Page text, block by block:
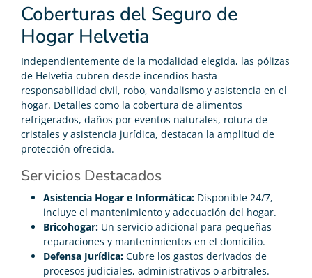
Coberturas del Seguro de
Hogar Helvetia
Independientemente de la modalidad elegida, las pólizas
de Helvetia cubren desde incendios hasta
responsabilidad civil, robo, vandalismo y asistencia en el
hogar. Detalles como la cobertura de alimentos
refrigerados, daños por eventos naturales, rotura de
cristales y asistencia jurídica, destacan la amplitud de
protección ofrecida.
Servicios Destacados
Asistencia Hogar e Informática: Disponible 24/7,
incluye el mantenimiento y adecuación del hogar.
Bricohogar: Un servicio adicional para pequeñas
reparaciones y mantenimientos en el domicilio.
Defensa Jurídica: Cubre los gastos derivados de
procesos judiciales, administrativos o arbitrales.